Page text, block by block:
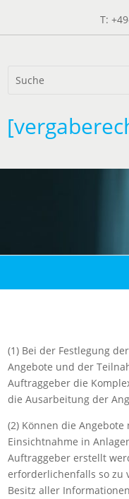
T:
(1) Bei der Festlegung
Angebote und der
Auftraggeber die
die Ausarbeitung der
(2) Können die
Einsichtnahme in
Auftraggeber erstellt
erforderlichenfalls so zu
Besitz aller